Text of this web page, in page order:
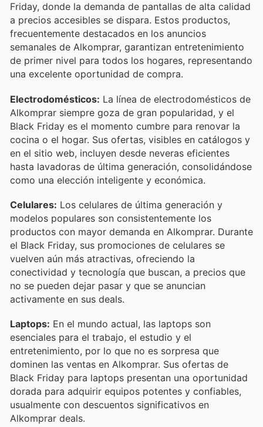
Friday, donde la demanda de pantallas de alta calidad
a precios accesibles se dispara. Estos productos,
frecuentemente destacados en los anuncios
semanales de Alkomprar, garantizan entretenimiento
de primer nivel para todos los hogares, representando
una excelente oportunidad de compra.
Electrodomésticos: La línea de electrodomésticos de
Alkomprar siempre goza de gran popularidad, y el
Black Friday es el momento cumbre para renovar la
cocina o el hogar. Sus ofertas, visibles en catálogos y
en el sitio web, incluyen desde neveras eficientes
hasta lavadoras de última generación, consolidándose
como una elección inteligente y económica.
Celulares: Los celulares de última generación y
modelos populares son consistentemente los
productos con mayor demanda en Alkomprar. Durante
el Black Friday, sus promociones de celulares se
vuelven aún más atractivas, ofreciendo la
conectividad y tecnología que buscan, a precios que
no se pueden dejar pasar y que se anuncian
activamente en sus deals.
Laptops: En el mundo actual, las laptops son
esenciales para el trabajo, el estudio y el
entretenimiento, por lo que no es sorpresa que
dominen las ventas en Alkomprar. Sus ofertas de
Black Friday para laptops presentan una oportunidad
dorada para adquirir equipos potentes y confiables,
usualmente con descuentos significativos en
Alkomprar deals.